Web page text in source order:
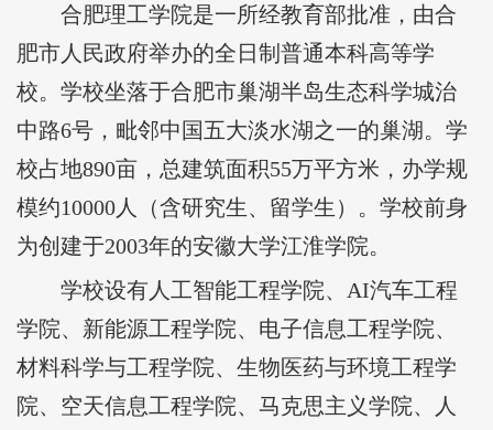
合肥理工学院是一所经教育部批准，由合
肥市人民政府举办的全日制普通本科高等学
校。学校坐落于合肥市巢湖半岛生态科学城治
中路6号，毗邻中国五大淡水湖之一的巢湖。学
校占地890亩，总建筑面积55万平方米，办学规
模约10000人（含研究生、留学生）。学校前身
为创建于2003年的安徽大学江淮学院。
学校设有人工智能工程学院、AI汽车工程
学院、新能源工程学院、电子信息工程学院、
材料科学与工程学院、生物医药与环境工程学
院、空天信息工程学院、马克思主义学院、人